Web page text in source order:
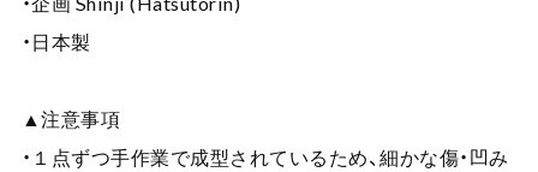
・日本製
▲注意事項
・１点ずつ手作業で成型されているため、細かな傷・凹み